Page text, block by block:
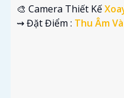
🎨 Camera Thiết Kế
️⇝ Đặt Điểm : Thu Âm